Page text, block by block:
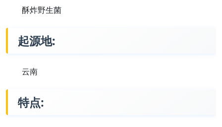
酥炸野生菌
起源地:
云南
特点: